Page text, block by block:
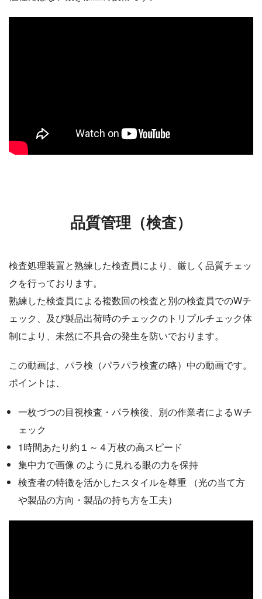
品質管理（検査）
検査処理装置と熟練した検査員により、厳しく品質チェッ
クを行っております。
熟練した検査員による複数回の検査と別の検査員でのWチ
ェック、及び製品出荷時のチェックのトリプルチェック体
制により、未然に不具合の発生を防いでおります。
この動画は、パラ検（パラパラ検査の略）中の動画です。
ポイントは、
一枚づつの目視検査・パラ検後、別の作業者によるＷチ
ェック
1時間あたり約１～４万枚の高スピード
集中力で画像 のように見れる眼の力を保持
検査者の特徴を活かしたスタイルを尊重 （光の当て方
や製品の方向・製品の持ち方を工夫）